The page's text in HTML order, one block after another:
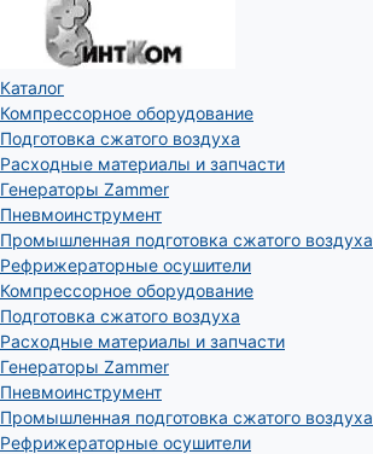
Каталог
Компрессорное оборудование
Подготовка сжатого воздуха
Расходные материалы и запчасти
Генераторы Zammer
Пневмоинструмент
Промышленная подготовка сжатого воздуха
Рефрижераторные осушители
Компрессорное оборудование
Подготовка сжатого воздуха
Расходные материалы и запчасти
Генераторы Zammer
Пневмоинструмент
Промышленная подготовка сжатого воздуха
Рефрижераторные осушители